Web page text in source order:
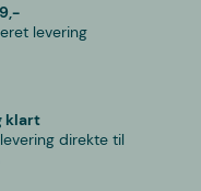
levering
klart
direkte til